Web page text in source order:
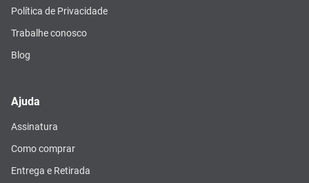
Política de Privacidade
Trabalhe conosco
Blog
Ajuda
Assinatura
Como comprar
Entrega e Retirada